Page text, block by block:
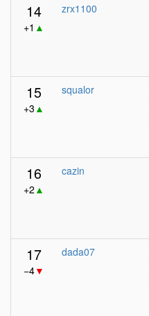
14
+1 ▲
zrx1100
15
+3 ▲
squalor
16
+2 ▲
cazin
17
−4▼
dada07